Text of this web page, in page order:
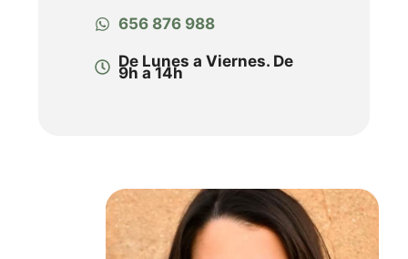
656 876 988
De Lunes a Viernes. De
9h a 14h